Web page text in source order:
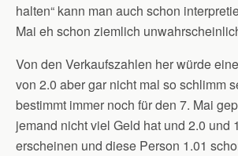
halten“ kann man auch schon
Mai eh schon ziemlich
Von den Verkaufszahlen her würde
von 2.0 aber gar nicht mal so schlimm
bestimmt immer noch für den 7. Mai
jemand nicht viel Geld hat und 2.0 und
erscheinen und diese Person 1.01